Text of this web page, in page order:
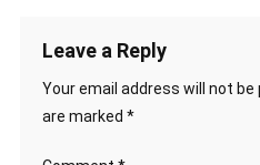
Leave a Reply
Your email address will not be
are marked *